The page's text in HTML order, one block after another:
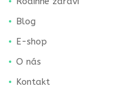
Blog
E-shop
O nás
Kontakt